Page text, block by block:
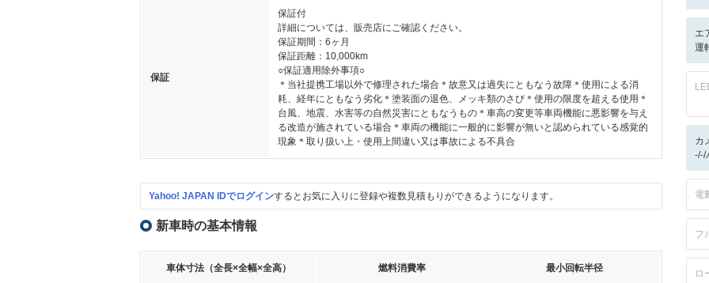
保証
保証付
詳細については、販売店にご確認ください。
保証期間：6ヶ月
保証距離：10,000km
○保証適用除外事項○
＊当社提携工場以外で修理された場合＊故意又は過失にともなう故障＊使用による消
耗、経年にともなう劣化＊塗装面の退色、メッキ類のさび＊使用の限度を超える使用＊
台風、地震、水害等の自然災害にともなうもの＊車高の変更等車両機能に悪影響を与え
る改造が施されている場合＊車両の機能に一般的に影響が無いと認められている感覚的
現象＊取り扱い上・使用上間違い又は事故による不具合
Yahoo! JAPAN IDでログインするとお気に入りに登録や複数見積もりができるようになります。
新車時の基本情報
車体寸法（全長×全幅×全高） 燃料消費率 最小回転半径
エ
運
カ
-/-/
電
フ
ロ